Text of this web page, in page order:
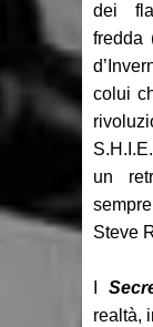
dei
fredda
colui
un
Steve
I
realtà,